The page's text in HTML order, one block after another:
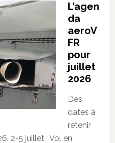
L’agen
da
aeroV
FR
pour
juillet
2026
Des
dates à
retenir
2-5 juillet : Vol en